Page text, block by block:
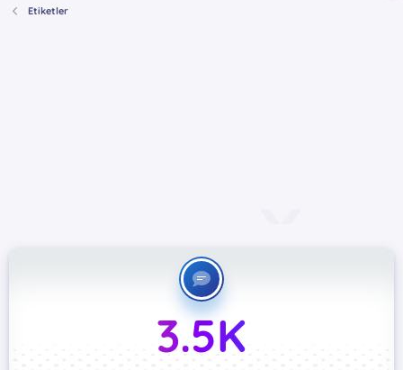
Etiketler
3.5K